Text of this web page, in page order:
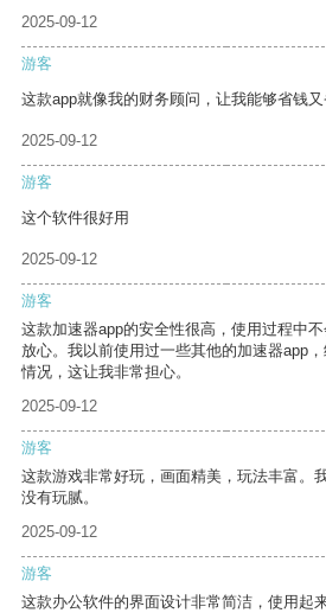
2025-09-12
游客
这款app就像我的财务顾问，让我能够省钱又
2025-09-12
游客
这个软件很好用
2025-09-12
游客
这款加速器app的安全性很高，使用过程中
放心。我以前使用过一些其他的加速器app
情况，这让我非常担心。
2025-09-12
游客
这款游戏非常好玩，画面精美，玩法丰富。
没有玩腻。
2025-09-12
游客
这款办公软件的界面设计非常简洁，使用起